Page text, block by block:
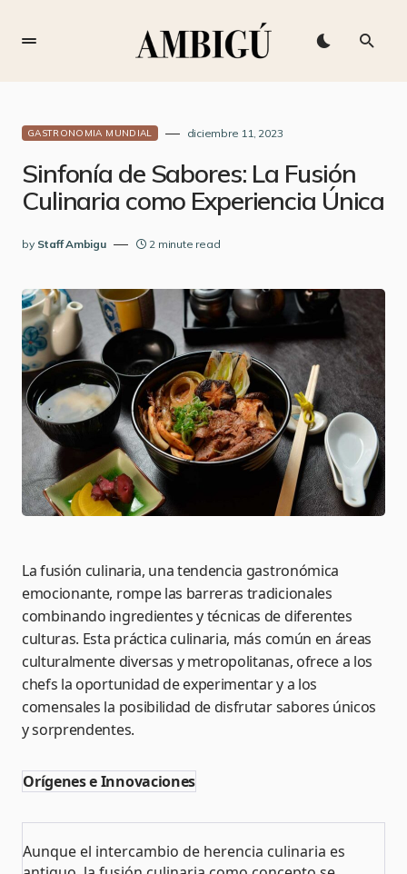
GASTRONOMIA MUNDIAL diciembre 11, 2023
Sinfonía de Sabores: La Fusión
Culinaria como Experiencia Única
by Staff Ambigu 2 minute read
La fusión culinaria, una tendencia gastronómica
emocionante, rompe las barreras tradicionales
combinando ingredientes y técnicas de diferentes
culturas. Esta práctica culinaria, más común en áreas
culturalmente diversas y metropolitanas, ofrece a los
chefs la oportunidad de experimentar y a los
comensales la posibilidad de disfrutar sabores únicos
y sorprendentes.
Orígenes e Innovaciones
Aunque el intercambio de herencia culinaria es